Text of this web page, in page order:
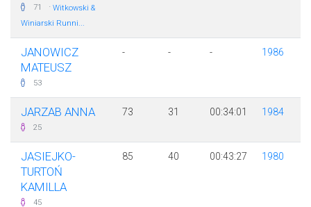
71 · Witkowski &
Winiarski Runni...
JANOWICZ
MATEUSZ
53
- - - 1986
JARZAB ANNA
25
73 31 00:34:01 1984
JASIEJKO-
TURTOŃ
KAMILLA
45
85 40 00:43:27 1980